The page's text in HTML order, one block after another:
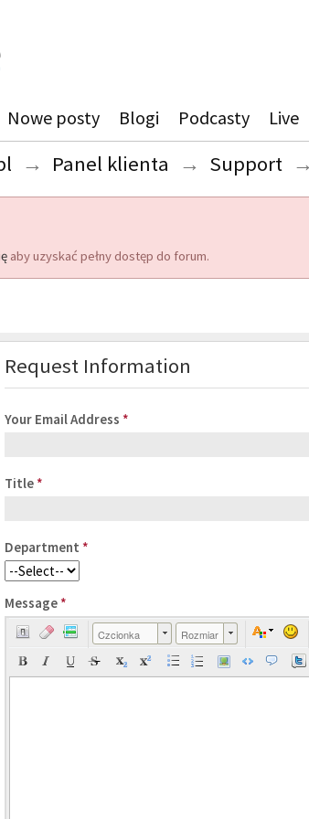
Nowe posty Blogi Podcasty Live
→ Panel klienta → Support →
aby uzyskać pełny dostęp do forum.
Request Information
Your Email Address *
Title *
Department *
Message *
Czcionka Rozmiar